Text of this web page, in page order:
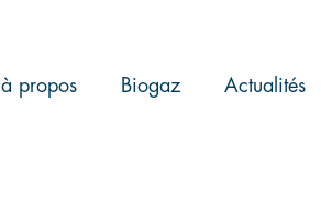
à propos Biogaz Actualités